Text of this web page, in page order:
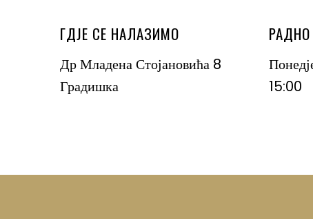
ГДЈЕ СЕ НАЛАЗИМО
Др Младена Стојановића 8
Градишка
РАДНО
15:00